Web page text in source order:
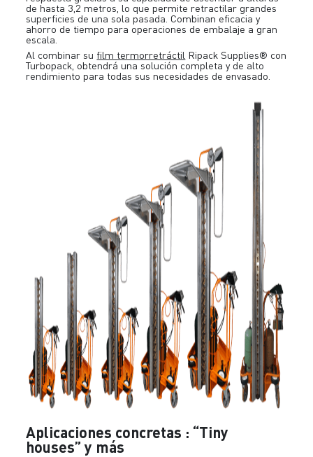
de hasta 3,2 metros, lo que permite retractilar grandes
superficies de una sola pasada. Combinan eficacia y
ahorro de tiempo para operaciones de embalaje a gran
escala.
Al combinar su film termorretráctil Ripack Supplies® con
Turbopack, obtendrá una solución completa y de alto
rendimiento para todas sus necesidades de envasado.
Aplicaciones concretas : “Tiny
houses” y más